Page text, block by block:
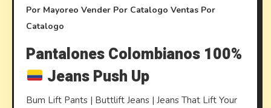
Por Mayoreo Vender Por Catalogo Ventas Por
Catalogo
Pantalones Colombianos 100%
Jeans Push Up
Bum Lift Pants | Buttlift Jeans | Jeans That Lift Your